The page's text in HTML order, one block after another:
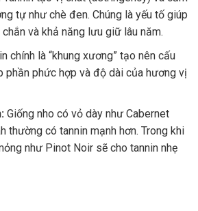
tự như chè đen. Chúng là yếu tố giúp
và khả năng lưu giữ lâu năm.
chính là “khung xương” tạo nên cấu
phần phức hợp và độ dài của hương vị
Giống nho có vỏ dày như Cabernet
thường có tannin mạnh hơn. Trong khi
như Pinot Noir sẽ cho tannin nhẹ